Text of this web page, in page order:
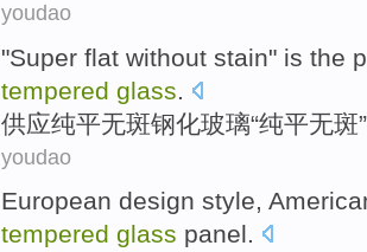
youdao
"Super flat without stain" is the
tempered glass
供应纯平无斑钢化玻璃“纯平无斑”
youdao
European design style,
tempered glass panel.